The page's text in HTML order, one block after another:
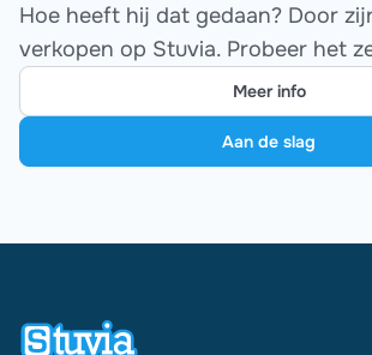
Hoe heeft hij dat gedaan? Door
verkopen op Stuvia. Probeer het
Meer info
Aan de slag